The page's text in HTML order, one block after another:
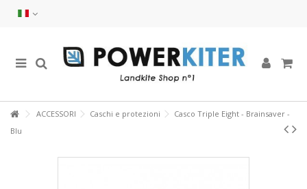
ACCESSORI Caschi e protezioni
Casco Triple Eight - Brainsaver -
Blu